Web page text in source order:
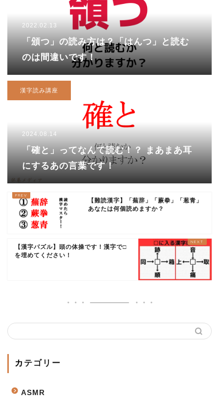
2022.02.13
「頒つ」の読み方は？「はんつ」と読む
のは間違いです！
漢字読み講座
2024.08.14
「確と」ってなんて読む！？ まあまあ耳
にするあの言葉です！
【難読漢字】「蕪辞」「蕨拳」「葱青」
あなたは何個読めますか？
【漢字パズル】頭の体操です！漢字で□
を埋めてください！
カテゴリー
ASMR